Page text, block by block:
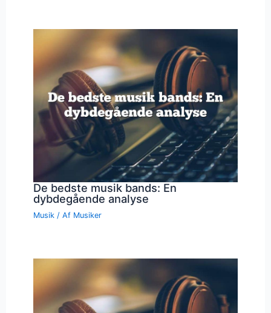
De bedste musik bands: En
dybdegående analyse
Musik / Af Musiker